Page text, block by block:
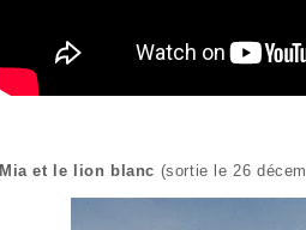
Mia et le lion blanc (sortie le 26